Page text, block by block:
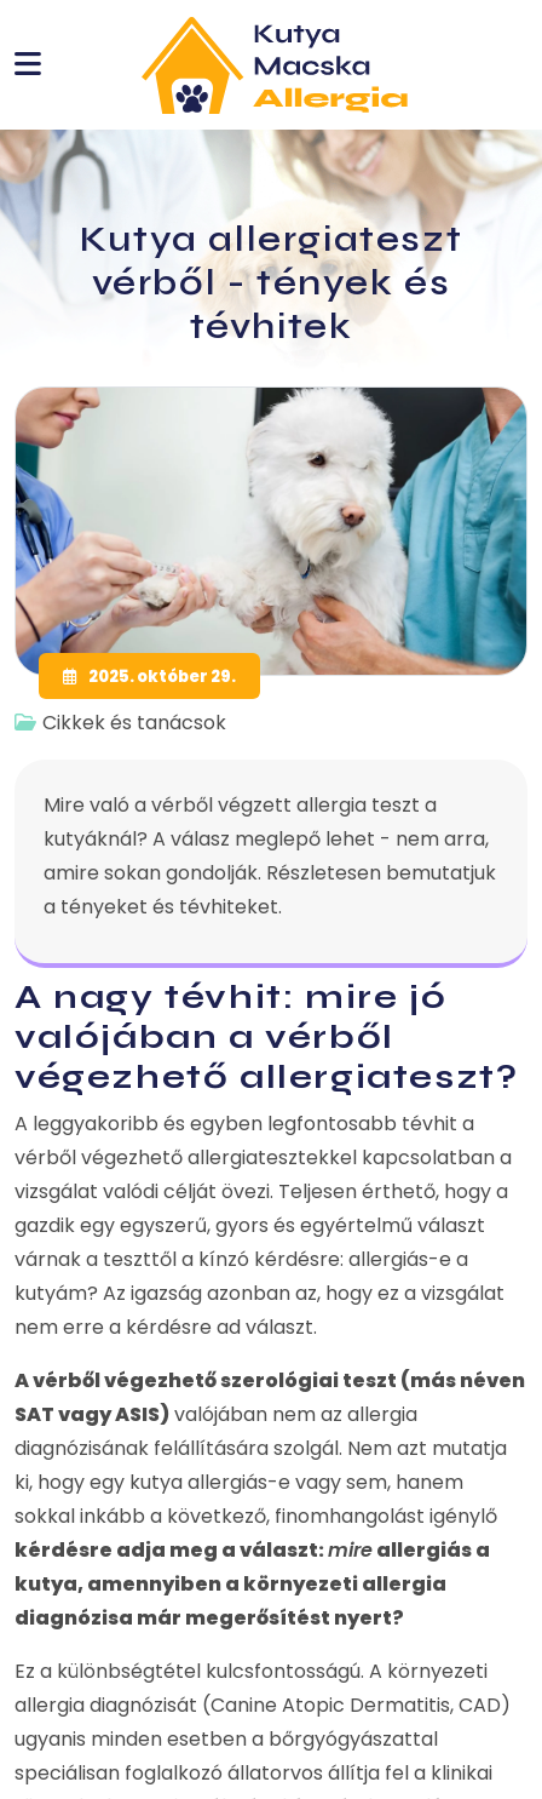
Kutya allergiateszt
vérből - tények és
tévhitek
2025. október 29.
Cikkek és tanácsok
Mire való a vérből végzett allergia teszt a
kutyáknál? A válasz meglepő lehet - nem arra,
amire sokan gondolják. Részletesen bemutatjuk
a tényeket és tévhiteket.
A nagy tévhit: mire jó
valójában a vérből
végezhető allergiateszt?
A leggyakoribb és egyben legfontosabb tévhit a
vérből végezhető allergiatesztekkel kapcsolatban a
vizsgálat valódi célját övezi. Teljesen érthető, hogy a
gazdik egy egyszerű, gyors és egyértelmű választ
várnak a teszttől a kínzó kérdésre: allergiás-e a
kutyám? Az igazság azonban az, hogy ez a vizsgálat
nem erre a kérdésre ad választ.
A vérből végezhető szerológiai teszt (más néven
SAT vagy ASIS)valójában nem az allergia
diagnózisának felállítására szolgál. Nem azt mutatja
ki, hogy egy kutya allergiás-e vagy sem, hanem
sokkal inkább a következő, finomhangolást igénylő
kérdésre adja meg a választ:mireallergiás a
kutya, amennyiben a környezeti allergia
diagnózisa már megerősítést nyert?
Ez a különbségtétel kulcsfontosságú. A környezeti
allergia diagnózisát (Canine Atopic Dermatitis, CAD)
ugyanis minden esetben a bőrgyógyászattal
speciálisan foglalkozó állatorvos állítja fel a klinikai